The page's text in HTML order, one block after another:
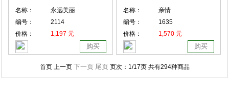
名称：
永远美丽
编号：
2114
价格：
1,197 元
购买
名称：
亲情
编号：
1635
价格：
1,570 元
购买
首页 上一页 下一页 尾页 页次： 1/17页 共有294种商品